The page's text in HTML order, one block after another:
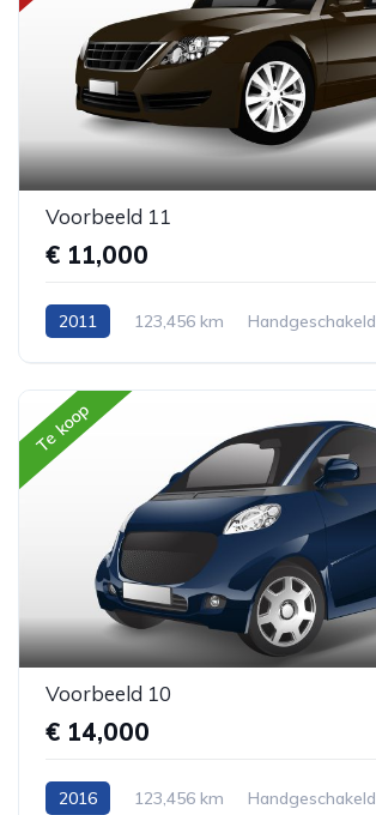
Voorbeeld 11
€ 11,000
2011 123,456 km Handgeschakeld
Te koop
Voorbeeld 10
€ 14,000
2016 123,456 km Handgeschakeld